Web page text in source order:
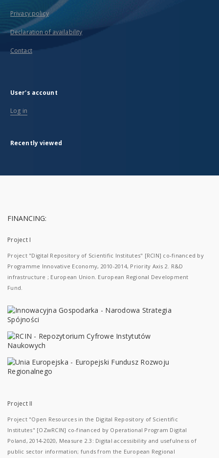
Privacy policy
Declaration of availability
Contact
User's account
Log in
Recently viewed
FINANCING:
Project I
Project "Digital Repository of Scientific Institutes" [RCIN] co-financed by
Programme Innovative Economy, 2010-2014, Priority Axis 2. R&D
infrastructure ; European Union. European Regional Development
Fund.
Project II
Project "Open Resources in the Digital Repository of Scientific
Institutes" [OZwRCIN] co-financed by Operational Program Digital
Poland, 2014-2020, Measure 2.3: Digital accessibility and usefulness of
public sector information; funds from the European Regional